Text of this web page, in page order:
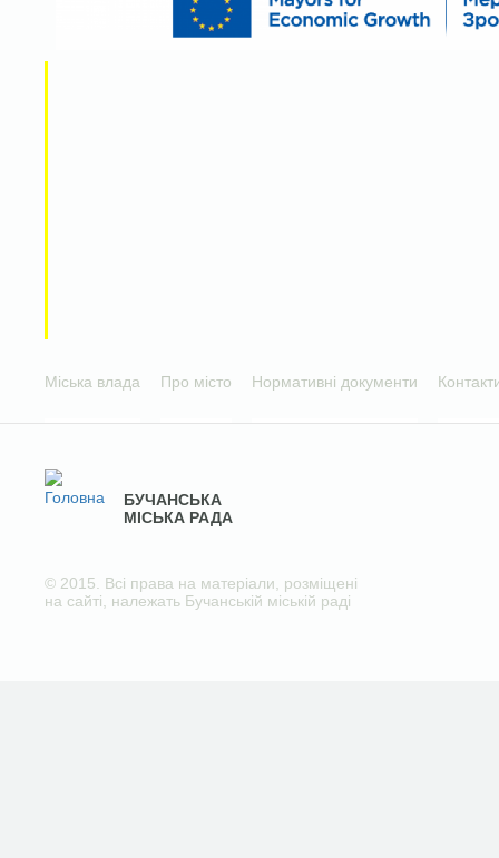
Міська влада Про місто Нормативні документи
БУЧАНСЬКА
МІСЬКА РАДА
© 2015. Всі права на матеріали, розміщені
на сайті, належать Бучанській міській раді